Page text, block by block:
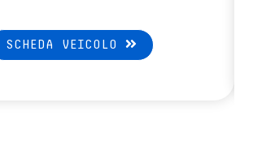
SCHEDA VEICOLO